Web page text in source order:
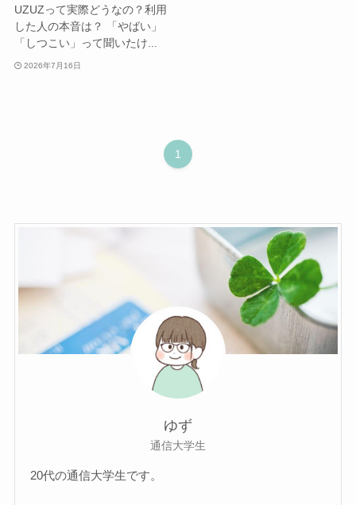
UZUZって実際どうなの？利用
した人の本音は？ 「やばい」
「しつこい」って聞いたけ...
2026年7月16日
1
ゆず
通信大学生
20代の通信大学生です。